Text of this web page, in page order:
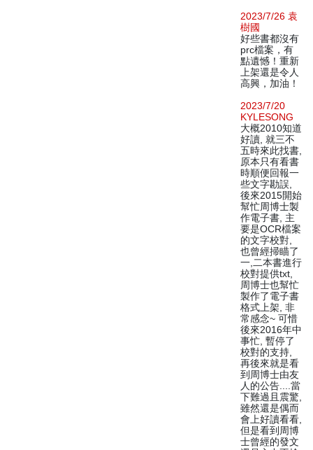
2023/7/26 袁
樹國
好些書都沒有
prc檔案，有
點遺憾！重新
上架還是令人
高興，加油！
2023/7/20
KYLESONG
大概2010知道
好讀, 就三不
五時來此找書,
原本只有看書
時順便回報一
些文字勘誤,
後來2015開始
幫忙周博士製
作電子書, 主
要是OCR檔案
的文字校對,
也曾經掃瞄了
一,二本書進行
校對提供txt,
周博士也幫忙
製作了電子書
格式上架, 非
常感念~ 可惜
後來2016年中
事忙, 暫停了
校對的支持,
再後來就是看
到周博士由友
人的公告....當
下難過且震驚,
雖然還是偶而
會上好讀看看,
但是看到周博
士曾經的發文